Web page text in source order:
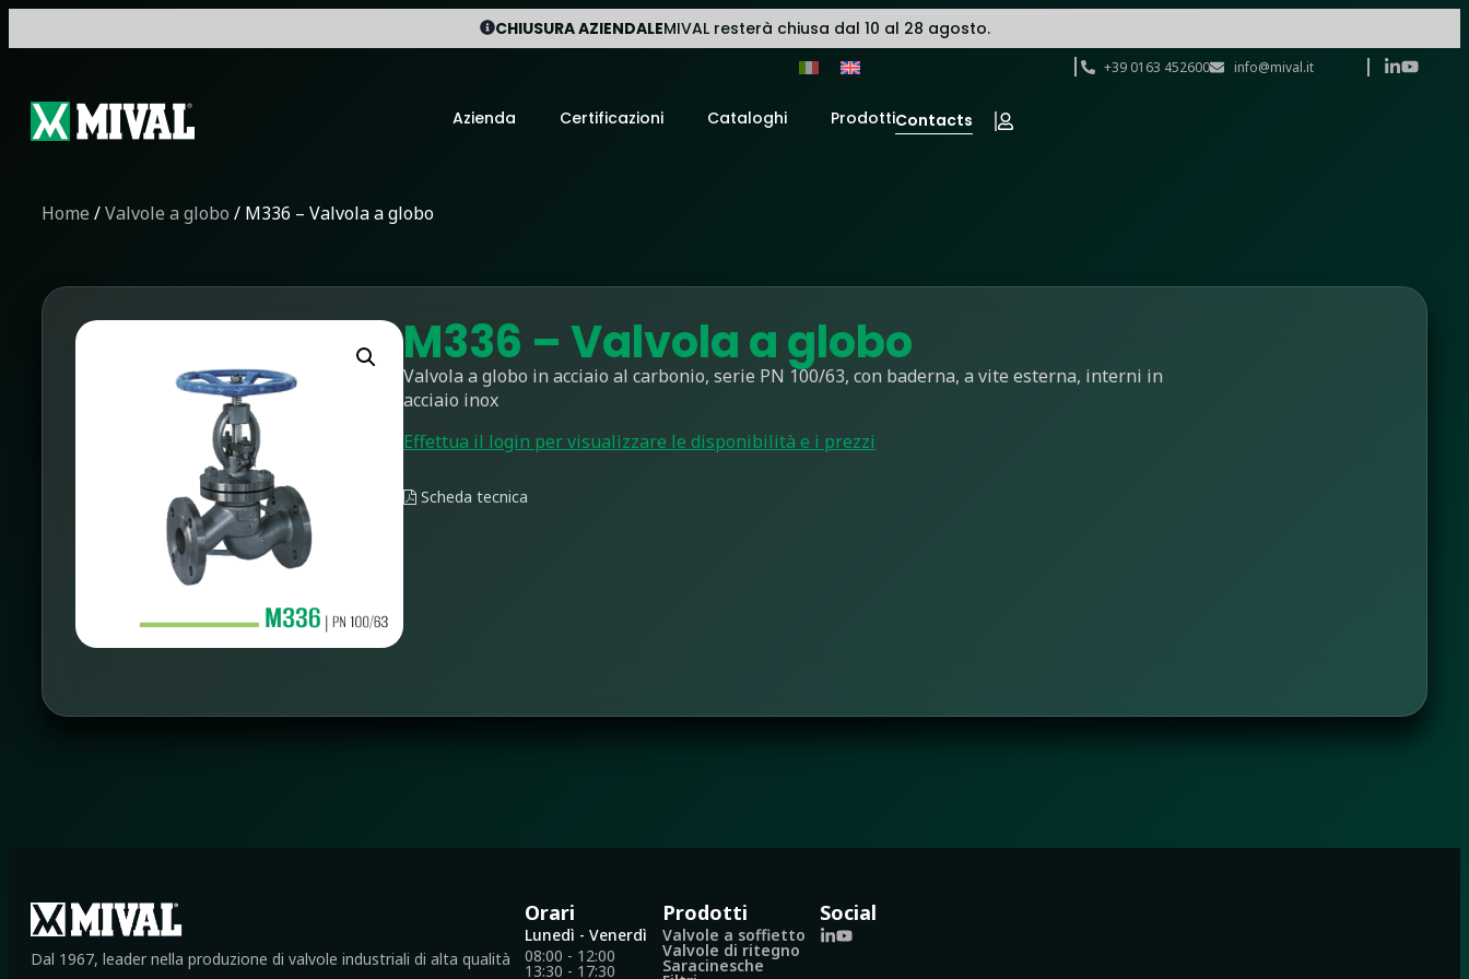
CHIUSURA AZIENDALEMIVAL resterà chiusa dal 10 al 28 agosto.
+39 0163 452600 info@mival.it
Azienda Certificazioni Cataloghi ProdottiContacts
Home /Valvole a globo / M336 – Valvola a globo
M336 – Valvola a globo
Valvola a globo in acciaio al carbonio, serie PN 100/63, con baderna, a vite esterna, interni in
acciaio inox
Effettua il login per visualizzare le disponibilità e i prezzi
Scheda tecnica
Dal 1967, leader nella produzione di valvole industriali di alta qualità
Orari
Lunedì - Venerdì
08:00 - 12:00
13:30 - 17:30
Prodotti
Valvole a soffietto
Valvole di ritegno
Saracinesche
Social